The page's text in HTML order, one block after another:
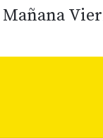
Mañana